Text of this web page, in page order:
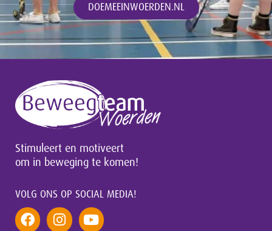
DOEMEEINWOERDEN.NL
Stimuleert en motiveert
om in beweging te komen!
VOLG ONS OP SOCIAL MEDIA!